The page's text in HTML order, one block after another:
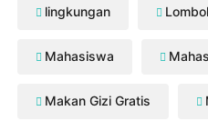
lingkungan
Mahasiswa
Makan Gizi Gratis